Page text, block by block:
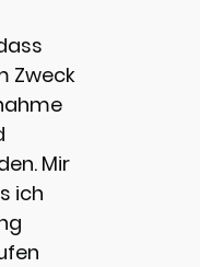
Zweck
Mir
ich